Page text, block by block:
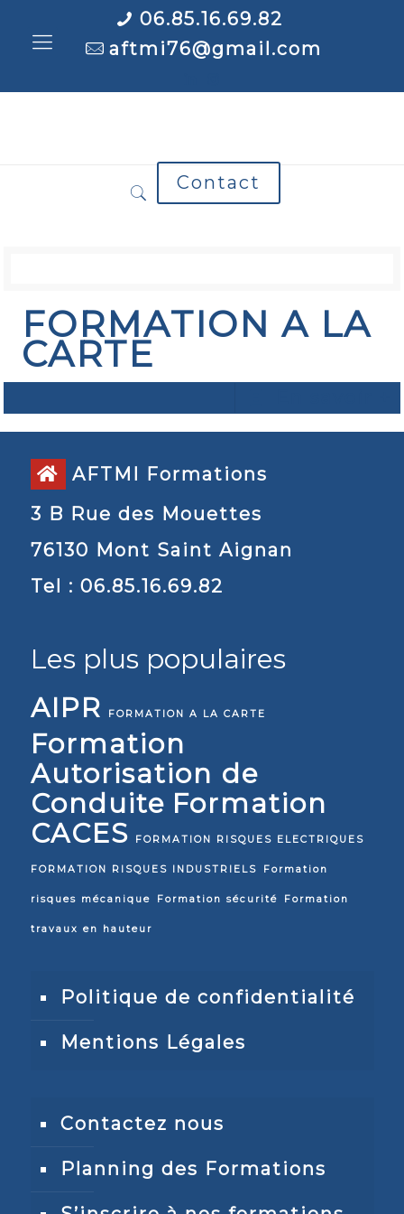
06.85.16.69.82
aftmi76@gmail.com
Contact
FORMATION A LA
CARTE
AFTMI Formations
3 B Rue des Mouettes
76130 Mont Saint Aignan
Tel : 06.85.16.69.82
Les plus populaires
AIPR FORMATION A LA CARTE
Formation
Autorisation de
Conduite Formation
CACES
FORMATION RISQUES ELECTRIQUES
FORMATION RISQUES INDUSTRIELS Formation
risques mécanique Formation sécurité Formation
travaux en hauteur
Politique de confidentialité
Mentions Légales
Contactez nous
Planning des Formations